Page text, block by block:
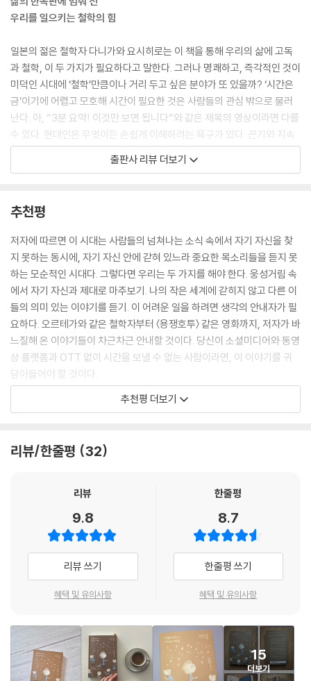
5장. 바쁜 일상으로 따분함을 잊으려 하는 사회
ㆍ활동적인 일상은 공허하다? - 파스칼과 기분 전환의 철학
ㆍ따분함과 불안으로부터 고개를 돌리는 사람들
ㆍ우리의 ‘기분 전환’을 빼앗은 코로나 바이러스
ㆍ마음속에 잠들어 있는 권태와 불안
ㆍ의욕을 끌어 올리지 않으면 제대로 살 수 없는 우리
ㆍ정신 건강은 개인의 책임일까?
ㆍ끊임없이 성장해야 한다는 요구와 정신 건강의 관계
ㆍ스티브 잡스의 조언은 도움이 되지 않는다
ㆍ체호프에게 배우는 ‘자신의 마음을 따르는’ 일의 위험성
는 못한다)
ㆍ자신에 대한 과도한 관심이 자기대화를 방해한다
ㆍ자신에 대한 관심은 관심경제와 궁합이 좋다(나쁜 의미에서)
[칼럼] 포스트 포디즘 시대의 실존과 외로움
6장. 따분함은 변화해야 한다는 신호
ㆍ불안에 대처하기 위해 ‘쾌락적 나른함’에 잠기다
ㆍ스마트폰이 부른 부드러운 혼수상태
ㆍ자극에서 멀어지면 지루하다고 느낀다
ㆍ마음의 소리가 늘 ‘긍정적’인 것은 아니다
ㆍ감각의 변화는 행동을 바꾸자는 신호
ㆍ자치의 영역을 마련하고 고독을 즐긴다
ㆍ취미는 때론 ‘괴로운 기억’도 떠오르게 한다
ㆍ‘괴로움’을 마주해야 다정해질 수 있다
ㆍ과거를 마주하는 과정이 중요하다 - 영화 〈드라이브 마이 카〉
ㆍ혹독한 환경에서 유연하게 변화하기를 강요받는 우리
ㆍ인간은 완벽하게 알지 못하기에 알고자 한다
ㆍ계속해서 알아가는 즐거움, 철학
[칼럼] 실존주의, 대상관계이론, 소비사회이론의 조합
다고 말하는 사람이 있다. 정말 중요한 건 음악을 듣는 생활이건만, 전주만
듣고 바로 제목을 맞힐 수 있도록 지식을 쌓고 그것이 교양이라고 여긴다.
하지만 교양 있는 사람이란 자연히 음악과 함께 생활하는 사람을 뜻한다.
--- p.51
즉, 어떤 지식이든 어디에 어떻게 쓰는지를 함께 배워야 한다는 이야기다.
여기서 ‘지식을 어디에 어떻게 쓰느냐’를 ‘상상력’이라고 부르려 한다. 우리
가 어떤 전문가나 철학자에게 가르침을 받든 ‘지식’뿐만 아니라 ‘상상력’도
함께 배워야 한다. (중략) 리뷰나 요약된 내용만 읽고 어떤 책을 다 읽었다
지식을 어디에 적용해야 하는지 온전히 파악하지 못한다. 그러므로 요약만
우지 않으려고 애쓰는 것이나 마찬가지다.
--- p.87
우리가 할 일은 자기 나름대로 해석하는 것이 아니라, 철학자의 개념과 체
계로 세상을 보았을 때 어떤 풍경이 펼쳐지는지 파악하는 것이다. 요컨대
그 사람의 상상력(방식)에 따라 지식을 이해하고 그 사람의 사고 체계에
따라 개념을 움직이는 것이다. 이런 과정을 소홀히 하고 갑자기 자기 방식
대로 이해하려 든다면 걸음마를 떼기도 전에 달리려 하는 것과 마찬가지
다. 그러나 철학자의 체계(철학의 전체 모습)를 완벽하게 이해하기란 전문
--- p.100~101
자기 안에 다양한 타자가 있는 상태, 즉 다양성이 풍부한 에코시스템(생태
계)을 만드는 것이 ‘풍부한 상상력’이라는 말의 참뜻이다. 말하자면 자신이
듯 자신을 활짝 열린 공간으로 키우다 보면 자연히 오르테가가 말하는 자
신을 의심하는 계기 또한 찾을 수 있다.
셰리 터클은 가지고 다닐 수 있는 기기를 사용해 여기가 아닌 다른 곳에서
다른 정보를 얻거나 다른 커뮤니케이션에 참가할 수 있게 된 상황을 ‘상시
접속 사회’라고 불렀다. 스마트폰 시대의 철학이 지닌 키워드는 바로 ‘상시
나에도 집중하지 못하는 상태, 특히 인간관계가 희박한 상태를 그녀는 “연
결되었으나 외로운(connected, but alone)”이라고 표현했다.
--- p.136
우리를 일으키는 철학의 힘
일본의 젊은 철학자 다니가와 요시히로는 이 책을 통해 우리의 삶에 고독
과 철학, 이 두 가지가 필요하다고 말한다. 그러나 명쾌하고, 즉각적인 것이
미덕인 시대에 ‘철학’만큼이나 거리 두고 싶은 분야가 또 있을까? ‘시간은
금’이기에 어렵고 모호해 시간이 필요한 것은 사람들의 관심 밖으로 물러
난다. 아, “3분 요약! 이것만 보면 됩니다”와 같은 제목의 영상이라면 다를
수 있다. 현대인은 무엇이든 손쉽게 이해하려는 욕구가 있다. 끈기와 지속
적인 힘이 필요한 철학과 사유보다 자기계발과 숏폼 콘텐츠가 인기를 얻는
이유도 바로 이러한 욕구에 있다. 빠르고 간편한 것을 좇다 보면 점점 자신
고 저자는 말한다.
“모두 자기 자신만 신경 쓰고, 본인만 기분 좋은 세상이면 충분하다고 생각
하며, 자기 의견이나 이미지를 신경 쓰기에 급급하다. 본인의 의견은 의심
하지 않고 전문가에게도 자신만만하게 댓글을 달며, 심지어 유사과학을 믿
는 사람이 엉터리 이론을 대며 ‘쯧쯧, 정보가 저리 부족해서야’ 하고 과학자
를 바보 취급하기도 한다. 우리는 마치 타인이나 세상에 대한 흥미를 잃어
버린 듯 보인다.”(31~32쪽)
철학은 자신이 갖고 있던 편협한 사고에 균열을 낸다. 고집과 독단을 깨트
리고 상상력과 지혜가 흘러들어올 수 있는 길을 연다. 뿐만 아니라 모호한
학문이라는 오명과 달리, 시대가 직면한 문제와 갈등을 다뤄온 철학은 우
리 삶 깊이 들어올 때 문제를 해결하고 세상을 바라보는 관점을 바꾼다. 에
떤 문제가 생겼을 때 이를 치료하기 위함이다. 평생 병이나 부상을 입지 않
“가공식품처럼 쉽게 소비되는 정보에 익숙해진 현대인에게 철학은 점점
더 낯설고 어렵게 느껴진다. 우리는 깊이 사고하는 법을 잃어가고 있다. 저
자는 철학을 단순한 학문이 아니라, 삶을 바라보는 도구로 소개한다. 정답
을 찾으려 애쓰기보다 끝까지 고민해 보는 것, 때로는 불편한 질문을 품고
가는 것. 철학은 그렇게 우리가 잃어버린 사유의 힘을 되찾게 한다.” (추천
그런 의미에서 『연결되었지만 외로운 사람들』은 삶을 철학적 관점으로 바
라보는 시작점이 되어준다. 삶에서 느낀 불안과 고민들을 더 이상 외면하
지 말고, 철학자들의 이야기를 통해 바라보고 직면해 보자.
출판사 리뷰 더보기
추천평
저자에 따르면 이 시대는 사람들의 넘쳐나는 소식 속에서 자기 자신을 찾
지 못하는 동시에, 자기 자신 안에 갇혀 있느라 중요한 목소리들을 듣지 못
하는 모순적인 시대다. 그렇다면 우리는 두 가지를 해야 한다. 웅성거림 속
에서 자기 자신과 제대로 마주보기. 나의 작은 세계에 갇히지 않고 다른 이
들의 의미 있는 이야기를 듣기. 이 어려운 일을 하려면 생각의 안내자가 필
요하다. 오르테가와 같은 철학자부터 〈용쟁호투〉 같은 영화까지, 저자가 바
느질해 온 이야기들이 차근차근 안내할 것이다. 당신이 소셜미디어와 동영
상 플랫폼과 OTT 없이 시간을 보낼 수 없는 사람이라면, 이 이야기를 귀
담아들어야 할 것이다.
- 김겨울 (『겨울의 언어』 저자, 유튜브 크리에이터)
않다. 가공식품처럼 쉽게 소비되는 정보에 익숙해진 현대인에게 철학은 점
답을 찾으려 애쓰기보다 끝까지 고민해 보는 것. 때로는 불편한 질문을 품
고 가는 것. 철학은 그렇게 우리가 잃어버린 사유의 힘을 되찾게 한다. 삶이
버겁게 느껴질 때마다, 이 책을 곁에 두고 기꺼이 고민하며 헤매고 싶다. 방
철학적 사고가 무엇인지 정확히 알려주는 책이다. 쉬운 메시지와 확실한
만족을 주는 콘텐츠로 점철된 현대사회에, 우리의 이해의 폭은 점점 좁아
지고 있다. 많은 걸 접하지만 적게 이해하는 정신의 빈곤화가 일어나는 시
대 속에서, 저자는 사고를 확장하고 자아를 업그레이드하는 매우 효과적인
추천평 더보기
리뷰/한줄평 32
리뷰
9.8
리뷰 쓰기
혜택 및 유의사항
한줄평
8.7
한줄평 쓰기
혜택 및 유의사항
15
더보기